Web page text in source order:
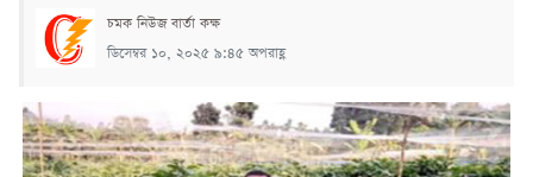
চমক নিউজ বার্তা কক্ষ
ডিসেম্বর ১০, ২০২৫ ৯:৪৫ অপরাহ্ণ